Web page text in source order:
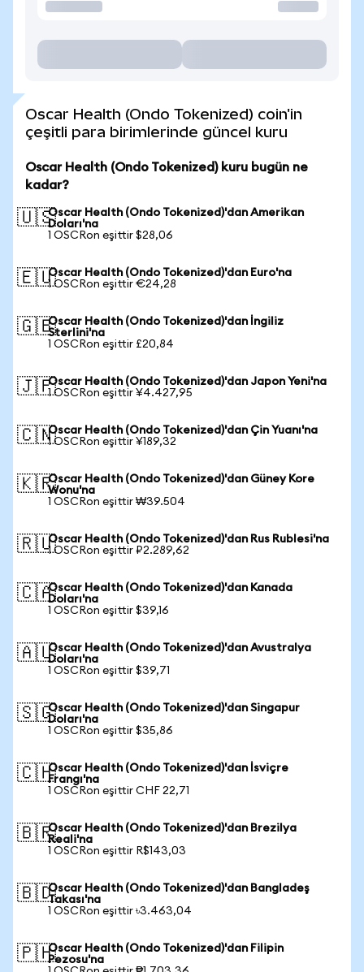
Oscar Health (Ondo Tokenized) coin'in
çeşitli para birimlerinde güncel kuru
Oscar Health (Ondo Tokenized) kuru bugün ne
kadar?
🇺🇸Oscar Health (Ondo Tokenized)'dan Amerikan
Doları'na
1 OSCRon eşittir $28,06
🇪🇺Oscar Health (Ondo Tokenized)'dan Euro'na
1 OSCRon eşittir €24,28
🇬🇧Oscar Health (Ondo Tokenized)'dan İngiliz
Sterlini'na
1 OSCRon eşittir £20,84
🇯🇵Oscar Health (Ondo Tokenized)'dan Japon Yeni'na
1 OSCRon eşittir ¥4.427,95
🇨🇳Oscar Health (Ondo Tokenized)'dan Çin Yuanı'na
1 OSCRon eşittir ¥189,32
🇰🇷Oscar Health (Ondo Tokenized)'dan Güney Kore
Wonu'na
1 OSCRon eşittir ₩39.504
🇷🇺Oscar Health (Ondo Tokenized)'dan Rus Rublesi'na
1 OSCRon eşittir ₽2.289,62
🇨🇦Oscar Health (Ondo Tokenized)'dan Kanada
Doları'na
1 OSCRon eşittir $39,16
🇦🇺Oscar Health (Ondo Tokenized)'dan Avustralya
Doları'na
1 OSCRon eşittir $39,71
🇸🇬Oscar Health (Ondo Tokenized)'dan Singapur
Doları'na
1 OSCRon eşittir $35,86
🇨🇭Oscar Health (Ondo Tokenized)'dan İsviçre
Frangı'na
1 OSCRon eşittir CHF 22,71
🇧🇷Oscar Health (Ondo Tokenized)'dan Brezilya
Reali'na
1 OSCRon eşittir R$143,03
🇧🇩Oscar Health (Ondo Tokenized)'dan Bangladeş
Takası'na
1 OSCRon eşittir ৳3.463,04
🇵🇭Oscar Health (Ondo Tokenized)'dan Filipin
Pezosu'na